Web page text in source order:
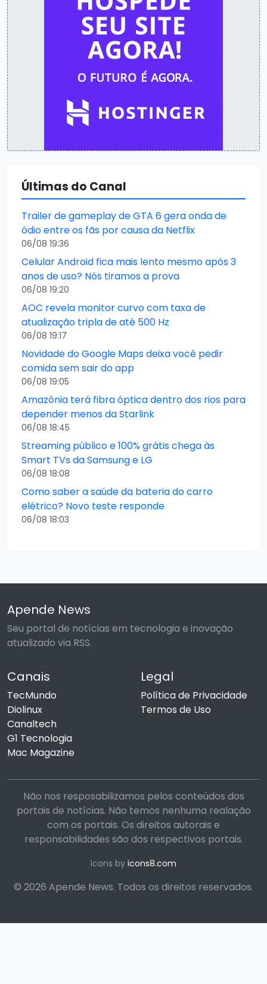
Últimas do Canal
Trailer de gameplay de GTA 6 gera onda de
ódio entre os fãs por causa da Netflix
06/08 19:36
Celular Android fica mais lento mesmo após 3
anos de uso? Nós tiramos a prova
06/08 19:20
AOC revela monitor curvo com taxa de
atualização tripla de até 500 Hz
06/08 19:17
Novidade do Google Maps deixa você pedir
comida sem sair do app
06/08 19:05
Amazônia terá fibra óptica dentro dos rios para
depender menos da Starlink
06/08 18:45
Streaming público e 100% grátis chega às
Smart TVs da Samsung e LG
06/08 18:08
Como saber a saúde da bateria do carro
elétrico? Novo teste responde
06/08 18:03
Apende News
Seu portal de notícias em tecnologia e inovação
atualizado via RSS.
Canais
TecMundo
Diolinux
Canaltech
G1 Tecnologia
Mac Magazine
Legal
Política de Privacidade
Termos de Uso
Não nos resposabilizamos pelos conteúdos dos
portais de notícias. Não temos nenhuma realação
com os portais. Os direitos autorais e
responsabilidades são dos respectivos portais.
Icons by icons8.com
© 2026 Apende News. Todos os direitos reservados.